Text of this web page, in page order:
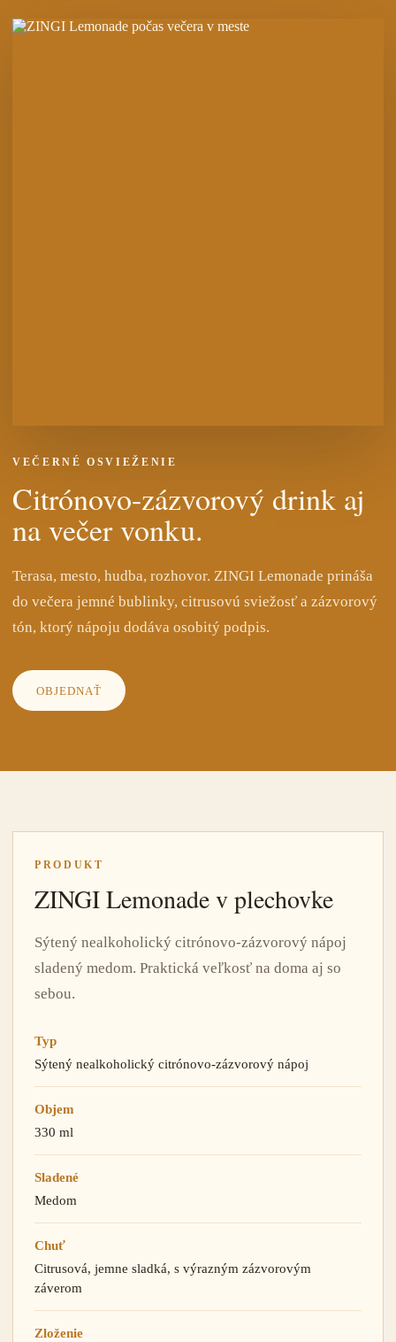
VEČERNÉ OSVIEŽENIE
Citrónovo-zázvorový drink aj
na večer vonku.
Terasa, mesto, hudba, rozhovor. ZINGI Lemonade prináša
do večera jemné bublinky, citrusovú sviežosť a zázvorový
tón, ktorý nápoju dodáva osobitý podpis.
OBJEDNAŤ
PRODUKT
ZINGI Lemonade v plechovke
Sýtený nealkoholický citrónovo-zázvorový nápoj
sladený medom. Praktická veľkosť na doma aj so
sebou.
Typ
Sýtený nealkoholický citrónovo-zázvorový nápoj
Objem
330 ml
Sladené
Medom
Chuť
Citrusová, jemne sladká, s výrazným zázvorovým
záverom
Zloženie